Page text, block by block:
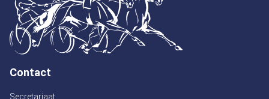
Contact
Secretariaat